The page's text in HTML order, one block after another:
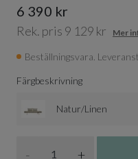
6 390 kr
Rek. pris 9 129 kr Mer
Beställningsvara.
Färgbeskrivning
Natur/Linen
- +